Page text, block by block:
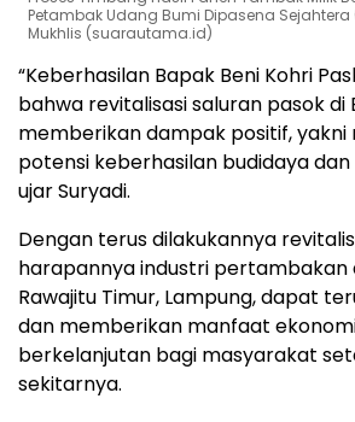
Petambak Udang Bumi Dipasena Sejahtera
Mukhlis (suarautama.id)
“Keberhasilan Bapak Beni Kohri
bahwa revitalisasi saluran pasok di
memberikan dampak positif,
potensi keberhasilan budidaya dan
ujar Suryadi.
Dengan terus dilakukannya
harapannya industri pertambakan
Rawajitu Timur, Lampung, dapat
dan memberikan manfaat
berkelanjutan bagi masyarakat
sekitarnya.